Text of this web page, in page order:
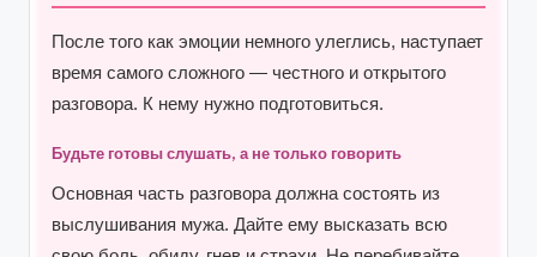
После того как эмоции немного улеглись, наступает
время самого сложного — честного и открытого
разговора. К нему нужно подготовиться.
Будьте готовы слушать, а не только говорить
Основная часть разговора должна состоять из
выслушивания мужа. Дайте ему высказать всю